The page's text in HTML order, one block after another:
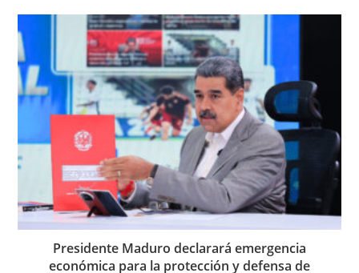
Presidente Maduro declarará emergencia
económica para la protección y defensa de